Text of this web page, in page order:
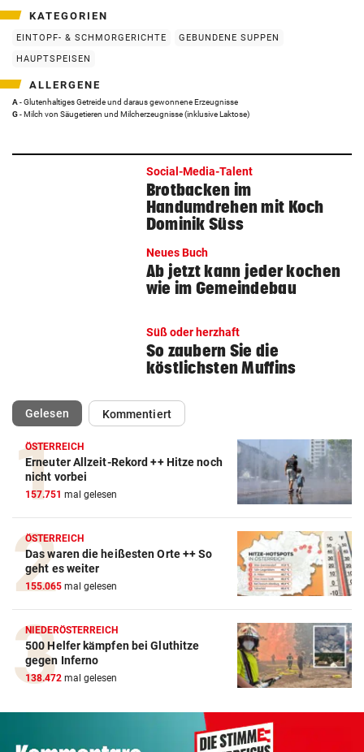
KATEGORIEN
EINTOPF- & SCHMORGERICHTE
GEBUNDENE SUPPEN
HAUPTSPEISEN
ALLERGENE
A- Glutenhaltiges Getreide und daraus gewonnene Erzeugnisse
G- Milch von Säugetieren und Milcherzeugnisse (inklusive Laktose)
Social-Media-Talent
Brotbacken im
Handumdrehen mit Koch
Dominik Süss
Neues Buch
Ab jetzt kann jeder kochen
wie im Gemeindebau
Süß oder herzhaft
So zaubern Sie die
köstlichsten Muffins
Gelesen(ausgewählt)Kommentiert
ÖSTERREICH
Erneuter Allzeit-Rekord ++ Hitze noch
nicht vorbei
157.751 mal gelesen
ÖSTERREICH
Das waren die heißesten Orte ++ So
geht es weiter
155.065 mal gelesen
NIEDERÖSTERREICH
500 Helfer kämpfen bei Gluthitze
gegen Inferno
138.472 mal gelesen